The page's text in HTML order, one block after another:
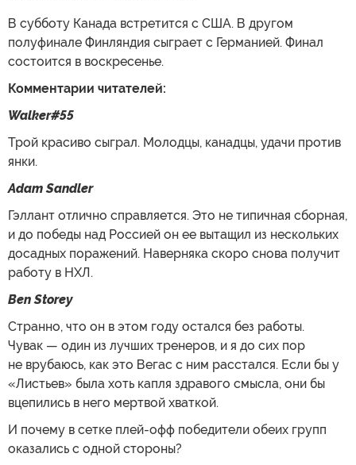
В субботу Канада встретится с США. В другом
полуфинале Финляндия сыграет с Германией. Финал
состоится в воскресенье.
Комментарии читателей:
Walker#55
Трой красиво сыграл. Молодцы, канадцы, удачи против
янки.
Adam Sandler
Гэллант отлично справляется. Это не типичная сборная,
и до победы над Россией он ее вытащил из нескольких
досадных поражений. Наверняка скоро снова получит
работу в НХЛ.
Ben Storey
Странно, что он в этом году остался без работы.
Чувак — один из лучших тренеров, и я до сих пор
не врубаюсь, как это Вегас с ним расстался. Если бы у
«Листьев» была хоть капля здравого смысла, они бы
вцепились в него мертвой хваткой.
И почему в сетке плей-офф победители обеих групп
оказались с одной стороны?